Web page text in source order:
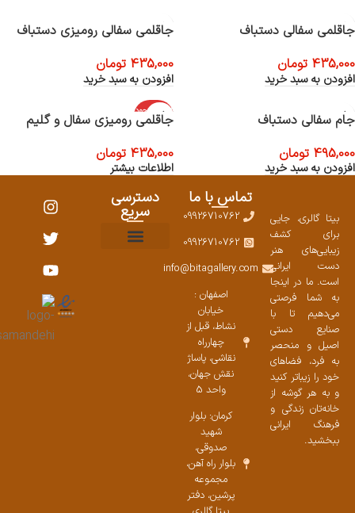
جاقلمی سفالی دستباف
435,000 تومان
افزودن به سبد خرید
جاقلمی سفالی رومیزی دستباف
435,000 تومان
افزودن به سبد خرید
جام سفالی دستباف
495,000 تومان
افزودن به سبد خرید
اتمام موجود
ی
جاقلمی رومیزی سفال و گلیم
435,000 تومان
اطلاعات بیشتر
بیتا گالری، جایی
برای کشف
زیبایی‌های هنر
دست ایرانی
است. ما در اینجا
به شما فرصتی
می‌دهیم تا با
صنایع دستی
اصیل و منحصر
به فرد، فضاهای
خود را زیباتر کنید
و به هر گوشه از
خانه‌تان زندگی و
فرهنگ ایرانی
ببخشید.
تماس با ما
09926710762
09926710762
info@bitagallery.com
اصفهان :
خیابان
نشاط، قبل از
چهارراه
نقاشی، پاساژ
نقش جهان،
واحد 5
کرمان: بلوار
شهید
صدوقی،
بلوار راه آهن،
مجموعه
پرشین،‌ دفتر
دسترسی
سریع